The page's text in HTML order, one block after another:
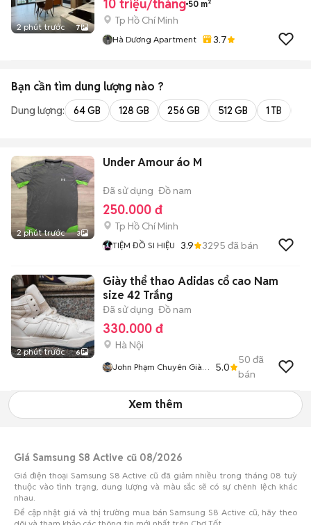
2 phút trước 7
10 triệu/tháng 50 m²
Tp Hồ Chí Minh
Hà Dương Apartment 3.7
Bạn cần tìm dung lượng nào ?
Dung lượng: 64 GB 128 GB 256 GB 512 GB 1 TB
2 phút trước 3
Under Amour áo M
Đã sử dụng Đồ nam
250.000 đ
Tp Hồ Chí Minh
TIỆM ĐỒ SI HIỆU 3.9 3295 đã bán
2 phút trước 6
Giày thể thao Adidas cổ cao Nam
size 42 Trắng
Đã sử dụng Đồ nam
330.000 đ
Hà Nội
John Phạm Chuyên Giày
5.0
50 đã
bán
Xem thêm
Giá Samsung S8 Active cũ 08/2026
Giá điện thoại Samsung S8 Active cũ đã giảm nhiều trong tháng 08 tuỳ
thuộc vào tình trạng, dung lượng và màu sắc sẽ có sự chênh lệch khác
nhau.
Để cập nhật giá và thị trường mua bán Samsung S8 Active cũ, hãy theo